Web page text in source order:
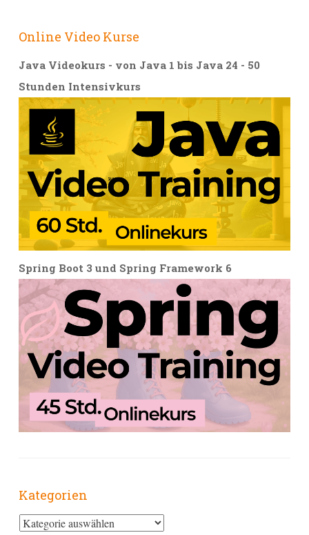
Online Video Kurse
Java Videokurs - von Java 1 bis Java 24 - 50
Stunden Intensivkurs
Spring Boot 3 und Spring Framework 6
Kategorien
Kategorien